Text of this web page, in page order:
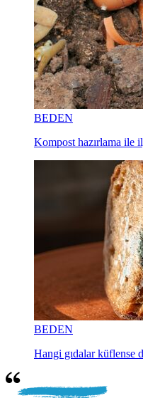
BEDEN
Kompost hazırlama ile
BEDEN
Hangi gıdalar küflense